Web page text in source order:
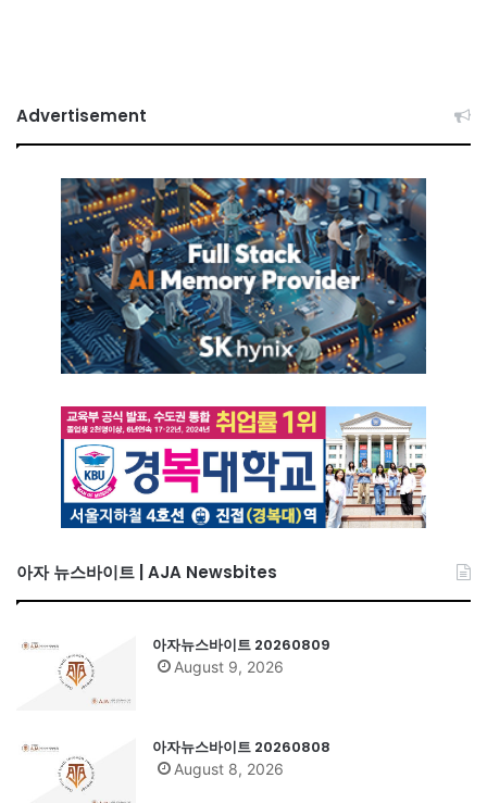
Advertisement
아자 뉴스바이트 | AJA Newsbites
아자뉴스바이트 20260809
August 9, 2026
아자뉴스바이트 20260808
August 8, 2026